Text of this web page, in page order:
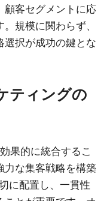
顧客セグメントに応
規模に関わらず、
選択が成功の鍵とな
ティングの
果的に統合するこ
力な集客戦略を構築
に配置し、一貫性